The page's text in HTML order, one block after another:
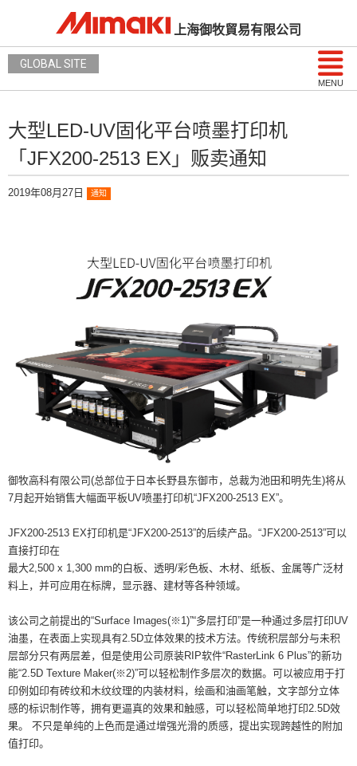
上海御牧貿易有限公司
MENU
GLOBAL SITE
大型LED-UV固化平台喷墨打印机
「JFX200-2513 EX」贩卖通知
2019年08月27日 通知
御牧高科有限公司(总部位于日本长野县东御市，总裁为池田和明先生)将从
7月起开始销售大幅面平板UV喷墨打印机“JFX200-2513 EX”。
JFX200-2513 EX打印机是“JFX200-2513”的后续产品。“JFX200-2513”可以
直接打印在
最大2,500 x 1,300 mm的白板、透明/彩色板、木材、纸板、金属等广泛材
料上，并可应用在标牌，显示器、建材等各种领域。
该公司之前提出的“Surface Images(※1)”“多层打印”是一种通过多层打印UV
油墨，在表面上实现具有2.5D立体效果的技术方法。传统积层部分与未积
层部分只有两层差，但是使用公司原装RIP软件“RasterLink 6 Plus”的新功
能“2.5D Texture Maker(※2)”可以轻松制作多层次的数据。可以被应用于打
印例如印有砖纹和木纹纹理的内装材料，绘画和油画笔触，文字部分立体
感的标识制作等，拥有更逼真的效果和触感，可以轻松简单地打印2.5D效
果。 不只是单纯的上色而是通过增强光滑的质感，提出实现跨越性的附加
值打印。